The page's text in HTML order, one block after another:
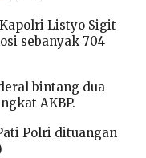
Listyo Sigit
sebanyak 704
bintang dua
AKBP.
Polri dituangan